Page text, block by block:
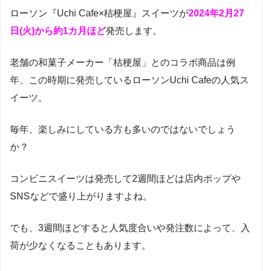
ローソン『Uchi Cafe×桔梗屋』スイーツが2024年2月27
日(火)から約1カ月ほど発売します。
老舗の和菓子メーカー「桔梗屋」とのコラボ商品は例
年、この時期に発売しているローソンUchi Cafeの人気ス
イーツ。
毎年、楽しみにしている方も多いのではないでしょう
か？
コンビニスイーツは発売して2週間ほどは店内ポップや
SNSなどで盛り上がりますよね。
でも、3週間ほどすると人気度合いや発注数によって、入
荷が少なくなることもあります。